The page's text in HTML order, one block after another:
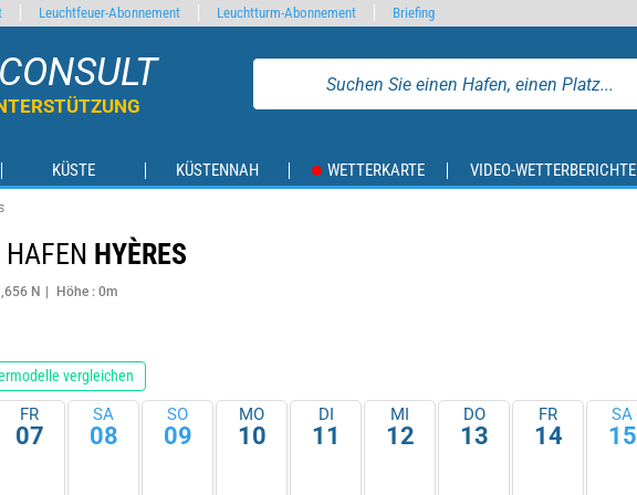
CONSULT
KÜSTE KÜSTENNAH WETTERKARTE VIDEO-WETTERBERICHTE
HAFEN HYÈRES
N Höhe : 0m
vergleichen
FR
07
SA
08
SO
09
MO
10
DI
11
MI
12
DO
13
FR
14
SA
15
Leuchtfeuer-Abonnement Leuchtturm-Abonnement Briefing